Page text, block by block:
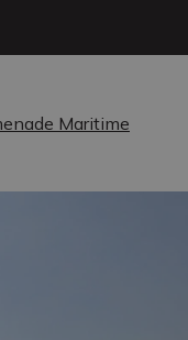
Maritime